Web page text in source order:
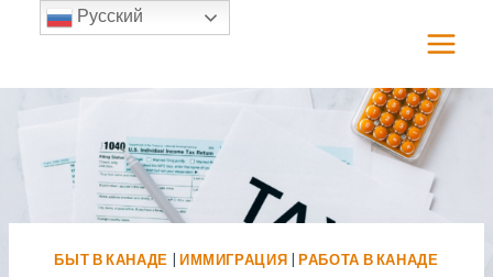
Перейти
БЫТ В КАНАДЕ ИММИГРАЦИЯ |РАБОТА В КАНАДЕ
Русский